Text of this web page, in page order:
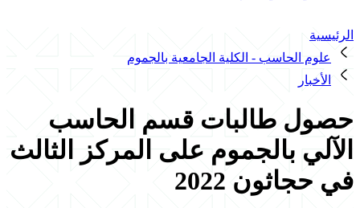
الحاسب - الكلية الجامعية بالجموم
طالبات قسم الحاسب
بالجموم على المركز الثالث
2022